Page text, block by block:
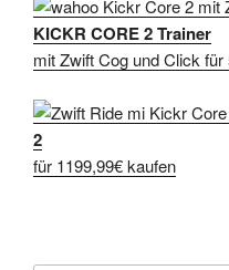
KICKR CORE 2 Trainer
mit Zwift Cog und Click
2
für 1199,99€ kaufen